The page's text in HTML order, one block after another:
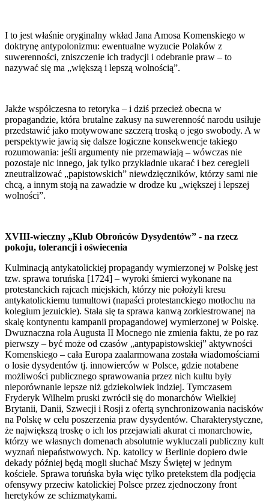
I to jest właśnie oryginalny wkład Jana Amosa Komenskiego w
doktrynę antypolonizmu: ewentualne wyzucie Polaków z
suwerenności, zniszczenie ich tradycji i odebranie praw – to
nazywać się ma „większą i lepszą wolnością”.
Jakże współczesna to retoryka – i dziś przecież obecna w
propagandzie, która brutalne zakusy na suwerenność narodu usiłuje
przedstawić jako motywowane szczerą troską o jego swobody. A w
perspektywie jawią się dalsze logiczne konsekwencje takiego
rozumowania: jeśli argumenty nie przemawiają – wówczas nie
pozostaje nic innego, jak tylko przykładnie ukarać i bez ceregieli
zneutralizować „papistowskich” niewdzięczników, którzy sami nie
chcą, a innym stoją na zawadzie w drodze ku „większej i lepszej
wolności”.
XVIII-wieczny „Klub Obrońców Dysydentów” - na rzecz
pokoju, tolerancji i oświecenia
Kulminacją antykatolickiej propagandy wymierzonej w Polskę jest
tzw. sprawa toruńska [1724] – wyroki śmierci wykonane na
protestanckich rajcach miejskich, którzy nie położyli kresu
antykatolickiemu tumultowi (napaści protestanckiego motłochu na
kolegium jezuickie). Stała się ta sprawa kanwą zorkiestrowanej na
skalę kontynentu kampanii propagandowej wymierzonej w Polskę.
Dwuznaczna rola Augusta II Mocnego nie zmienia faktu, że po raz
pierwszy – być może od czasów „antypapistowskiej” aktywności
Komenskiego – cała Europa zaalarmowana została wiadomościami
o losie dysydentów tj. innowierców w Polsce, gdzie notabene
możliwości publicznego sprawowania przez nich kultu były
nieporównanie lepsze niż gdziekolwiek indziej. Tymczasem
Fryderyk Wilhelm pruski zwrócił się do monarchów Wielkiej
Brytanii, Danii, Szwecji i Rosji z ofertą synchronizowania nacisków
na Polskę w celu poszerzenia praw dysydentów. Charakterystyczne,
że największą troskę o ich los przejawiali akurat ci monarchowie,
którzy we własnych domenach absolutnie wykluczali publiczny kult
wyznań niepaństwowych. Np. katolicy w Berlinie dopiero dwie
dekady później będą mogli słuchać Mszy Świętej w jednym
kościele. Sprawa toruńska była więc tylko pretekstem dla podjęcia
ofensywy przeciw katolickiej Polsce przez zjednoczony front
heretyków ze schizmatykami.